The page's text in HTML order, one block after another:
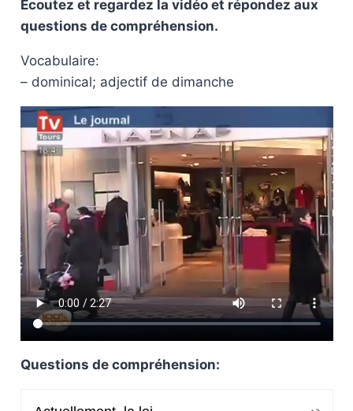
Ecoutez et regardez la vidéo et répondez aux
questions de compréhension.
Vocabulaire:
– dominical; adjectif de dimanche
Questions de compréhension: